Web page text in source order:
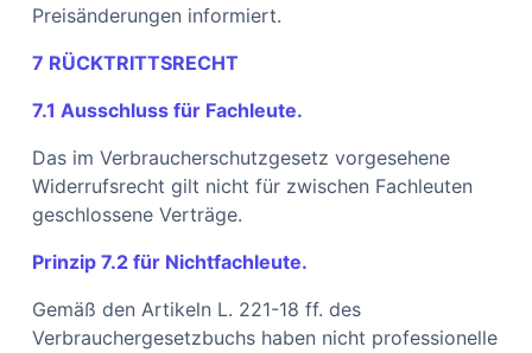
Preisänderungen informiert.
7 RÜCKTRITTSRECHT
7.1 Ausschluss für Fachleute.
Das im Verbraucherschutzgesetz vorgesehene
Widerrufsrecht gilt nicht für zwischen Fachleuten
geschlossene Verträge.
Prinzip 7.2 für Nichtfachleute.
Gemäß den Artikeln L. 221-18 ff. des
Verbrauchergesetzbuchs haben nicht professionelle